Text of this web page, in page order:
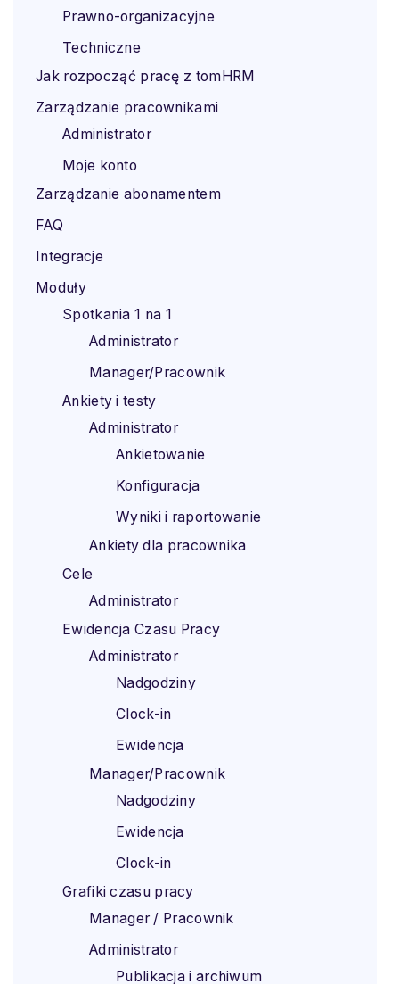
Prawno-organizacyjne
Techniczne
Jak rozpocząć pracę z tomHRM
Zarządzanie pracownikami
Administrator
Moje konto
Zarządzanie abonamentem
FAQ
Integracje
Moduły
Spotkania 1 na 1
Administrator
Manager/Pracownik
Ankiety i testy
Administrator
Ankietowanie
Konfiguracja
Wyniki i raportowanie
Ankiety dla pracownika
Cele
Administrator
Ewidencja Czasu Pracy
Administrator
Nadgodziny
Clock-in
Ewidencja
Manager/Pracownik
Nadgodziny
Ewidencja
Clock-in
Grafiki czasu pracy
Manager / Pracownik
Administrator
Publikacja i archiwum